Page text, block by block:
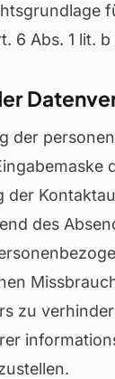
6 Abs. 1 lit. b
der
der
des
zu